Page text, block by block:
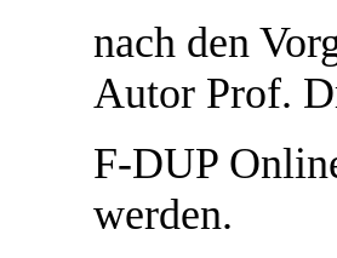
nach den
Autor Prof.
F-DUP
werden.